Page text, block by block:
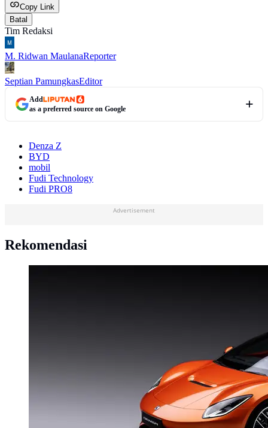
Copy Link
Batal
Tim Redaksi
M. Ridwan MaulanaReporter
Septian PamungkasEditor
Add
as a preferred source on Google
Denza Z
BYD
mobil
Fudi Technology
Fudi PRO8
Advertisement
Rekomendasi